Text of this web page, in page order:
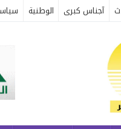
آجناس كبرى الوطنية